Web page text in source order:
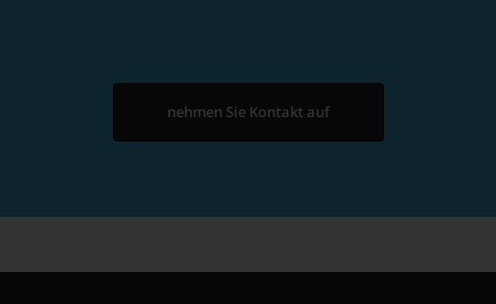
nehmen Sie Kontakt auf